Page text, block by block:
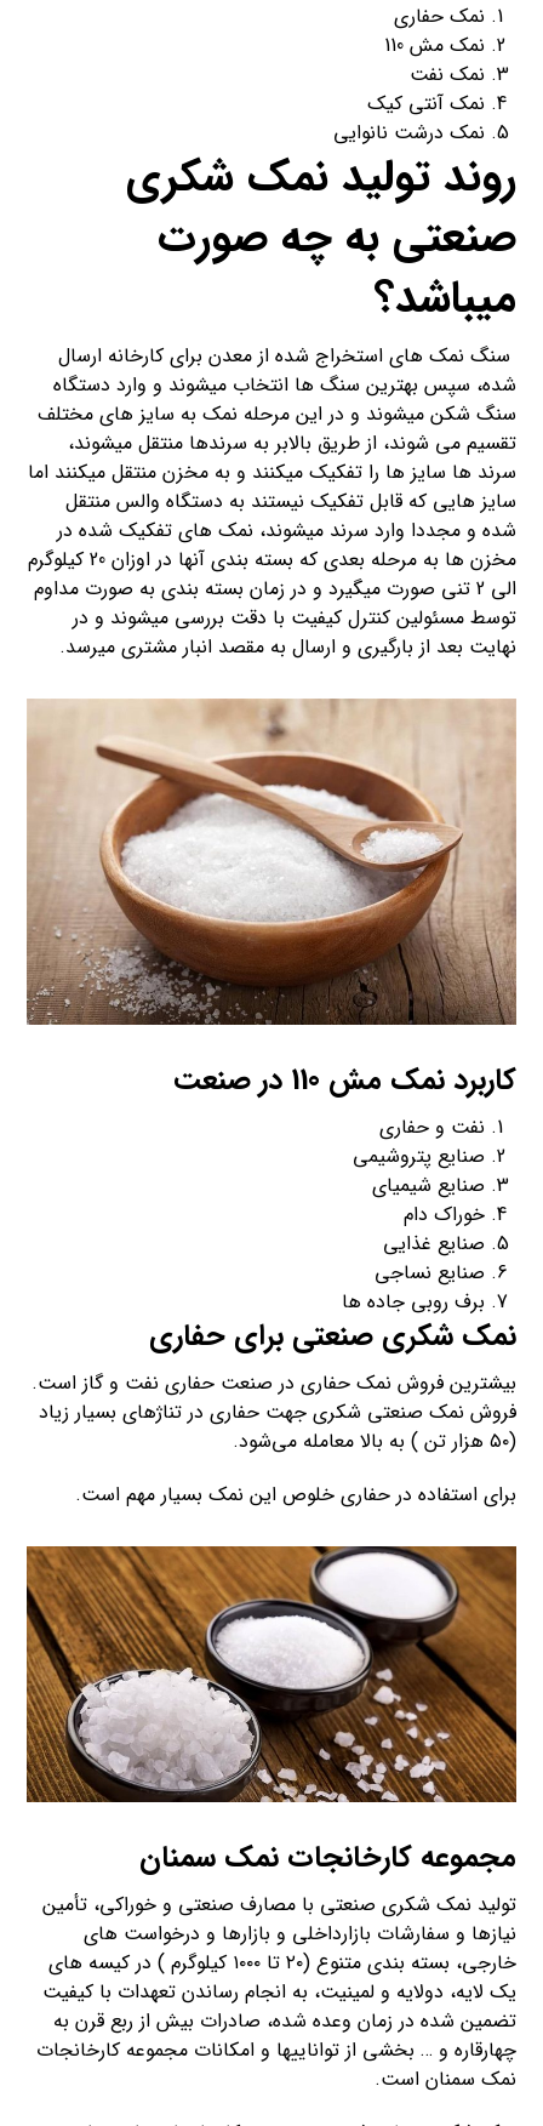
نمک حفاری
نمک مش 110
نمک نفت
نمک آنتی کیک
نمک درشت نانوایی
روند تولید نمک شکری
صنعتی به چه صورت
میباشد؟
سنگ نمک های استخراج شده از معدن برای کارخانه ارسال
شده، سپس بهترین سنگ ها انتخاب میشوند و وارد دستگاه
سنگ شکن میشوند و در این مرحله نمک به سایز های مختلف
تقسیم می شوند، از طریق بالابر به سرندها منتقل میشوند،
سرند ها سایز ها را تفکیک میکنند و به مخزن منتقل میکنند اما
سایز هایی که قابل تفکیک نیستند به دستگاه والس منتقل
شده و مجددا وارد سرند میشوند، نمک های تفکیک شده در
مخزن ها به مرحله بعدی که بسته بندی آنها در اوزان 20 کیلوگرم
الی 2 تنی صورت میگیرد و در زمان بسته بندی به صورت مداوم
توسط مسئولین کنترل کیفیت با دقت بررسی میشوند و در
نهایت بعد از بارگیری و ارسال به مقصد انبار مشتری میرسد.
کاربرد نمک مش 110 در صنعت
نفت و حفاری
صنایع پتروشیمی
صنایع شیمیای
خوراک دام
صنایع غذایی
صنایع نساجی
برف روبی جاده ها
نمک شکری صنعتی برای حفاری
بیشترین فروش نمک حفاری در صنعت حفاری نفت و گاز است.
فروش نمک صنعتی شکری جهت حفاری در تناژهای بسیار زیاد
(۵۰ هزار تن ) به بالا معامله می‌شود.
برای استفاده در حفاری خلوص این نمک بسیار مهم است.
مجموعه کارخانجات نمک سمنان
تولید نمک شکری صنعتی با مصارف صنعتی و خوراکی، تأمین
نیازها و سفارشات بازارداخلی و بازارها و درخواست های
خارجی، بسته بندی متنوع (۲۰ تا ۱۰۰۰ کیلوگرم ) در کیسه های
یک لایه، دولایه و لمینیت، به انجام رساندن تعهدات با کیفیت
تضمین شده در زمان وعده شده، صادرات بیش از ربع قرن به
چهارقاره و … بخشی از تواناییها و امکانات مجموعه کارخانجات
نمک سمنان است.